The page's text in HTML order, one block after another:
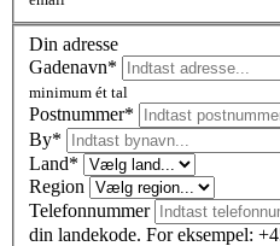
Din adresse
Gadenavn*
minimum ét tal
Postnummer*
By*
Land*
Region
Telefonnummer
din landekode. For eksempel: